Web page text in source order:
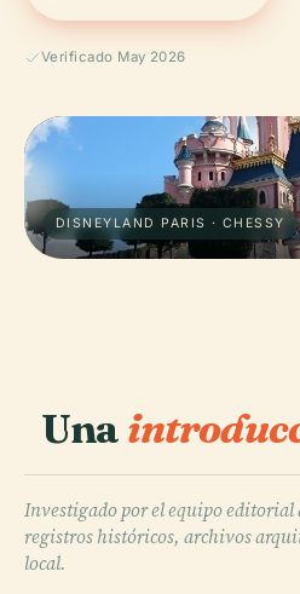
Verificado May 2026
DISNEYLAND PARIS · CHESSY
Una
Investigado por el equipo
registros históricos, archivos
local.